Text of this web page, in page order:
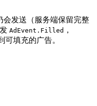
会发送（服务端保留完整
AdEvent.Filled ，
可填充的广告。